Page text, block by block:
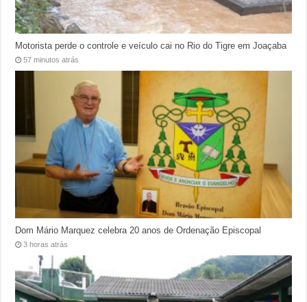
Motorista perde o controle e veículo cai no Rio do Tigre em Joaçaba
57 minutos atrás
Dom Mário Marquez celebra 20 anos de Ordenação Episcopal
3 horas atrás